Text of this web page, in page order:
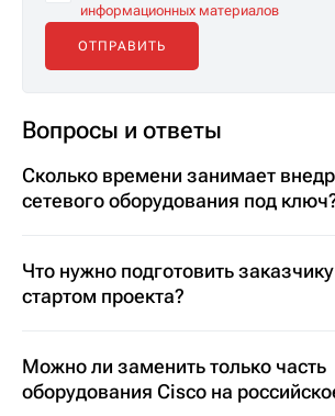
информационных материалов
Вопросы и ответы
Сколько времени занимает
сетевого оборудования под
Что нужно подготовить
стартом проекта?
Можно ли заменить только часть
оборудования Cisco на